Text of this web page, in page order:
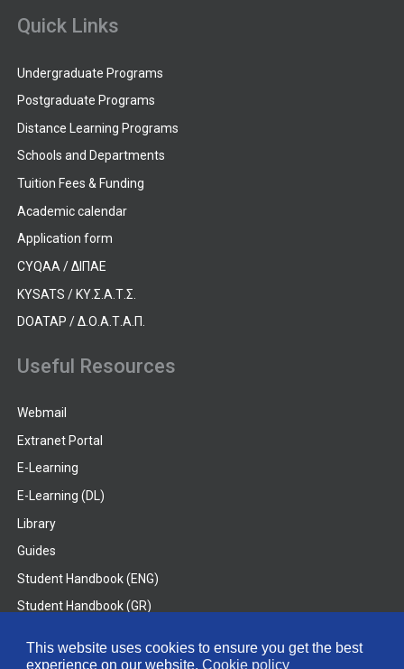
This website uses cookies to ensure you get the best
experience on our website. Cookie policy
Quick Links
Undergraduate Programs
Postgraduate Programs
Distance Learning Programs
Schools and Departments
Tuition Fees & Funding
Academic calendar
Application form
CYQAA / ΔΙΠΑΕ
KYSATS / ΚΥ.Σ.Α.Τ.Σ.
DOATAP / Δ.Ο.Α.Τ.Α.Π.
Useful Resources
Webmail
Extranet Portal
E-Learning
E-Learning (DL)
Library
Guides
Student Handbook (ENG)
Student Handbook (GR)